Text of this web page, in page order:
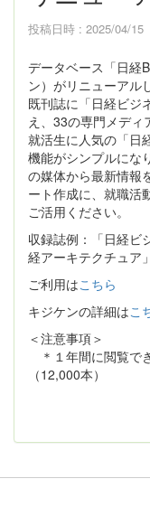
投稿日時 : 2025/04/15
データベース「日経
ン）がリニューアル
既刊誌に「日経ビジ
え、33の専門メディ
就活生に人気の「日
機能がシンプルにな
の媒体から最新情報
ート作成に、就職活
ご活用ください。
収録誌例：「日経ビ
経アーキテクチュア
ご利用はこちら
キジケンの詳細はこ
＜注意事項＞
＊１年間に閲覧で
（12,000本）